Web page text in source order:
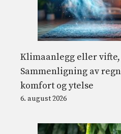
Klimaanlegg eller
Sammenligning av
komfort og ytelse
6. august 2026